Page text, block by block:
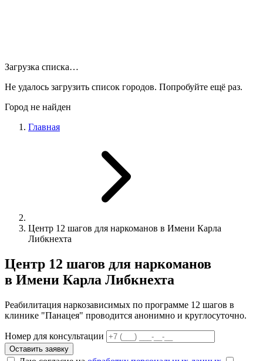
Загрузка списка…
Не удалось загрузить список городов. Попробуйте ещё раз.
Город не найден
Главная
Центр 12 шагов для наркоманов в Имени Карла
Либкнехта
Центр 12 шагов для наркоманов
в Имени Карла Либкнехта
Реабилитация наркозависимых по программе 12 шагов в
клинике "Панацея" проводится анонимно и круглосуточно.
Номер для консультации
Оставить заявку